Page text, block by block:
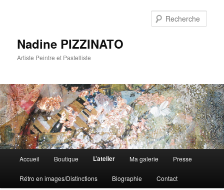
Nadine PIZZINATO
Artiste Peintre et Pastelliste
principal
Aller
au
Aller
au
Accueil Boutique L’atelier Ma galerie Presse
Rétro en images/Distinctions Biographie Contact